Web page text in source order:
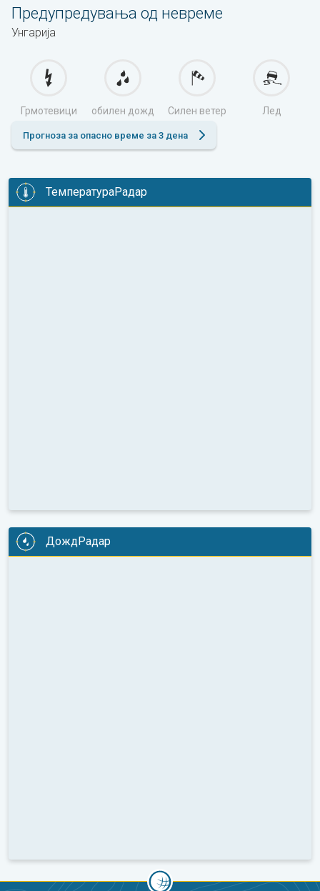
Предупредувања од невреме
Унгарија
Грмотевици обилен дожд Силен ветер Лед
Прогноза за опасно време за 3 дена
ТемператураРадар
ДождРадар